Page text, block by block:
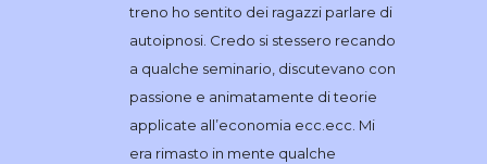
treno ho sentito dei ragazzi parlare di
autoipnosi. Credo si stessero recando
a qualche seminario, discutevano con
passione e animatamente di teorie
applicate all’economia ecc.ecc. Mi
era rimasto in mente qualche